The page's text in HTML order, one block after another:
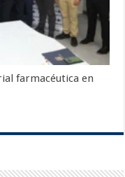
farmacéutica en